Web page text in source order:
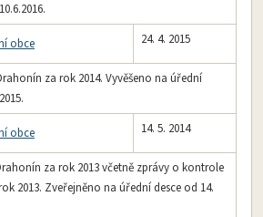
obce 24. 4. 2015
za rok 2014. Vyvěšeno na úřední
obce 14. 5. 2014
za rok 2013 včetně zprávy o kontrole
2013. Zveřejněno na úřední desce od 14.